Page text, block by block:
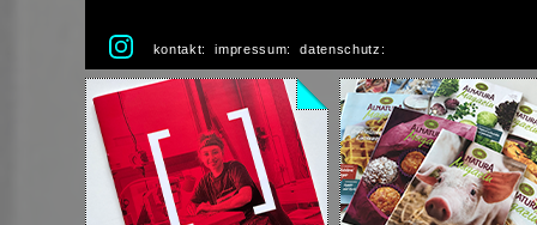
kontakt: impressum: datenschutz: